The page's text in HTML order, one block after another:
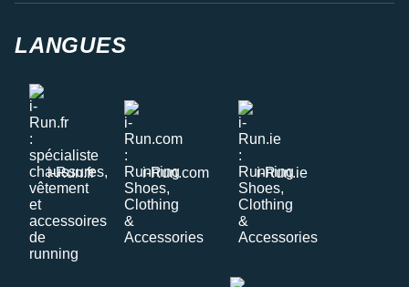
LANGUES
i-Run.fr i-Run.com i-Run.ie